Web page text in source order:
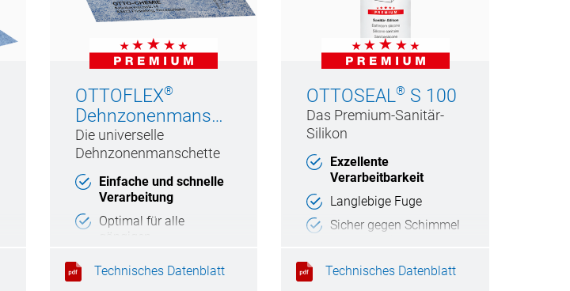
OTTOFLEX®
Dehnzonenmanschette
Die universelle
Dehnzonenmanschette
Einfache und schnelle
Verarbeitung
Optimal für alle
gängigen
Extrem elastisch und
Technisches Datenblatt
OTTOSEAL® S 100
Das Premium-Sanitär-
Silikon
Exzellente
Verarbeitbarkeit
Langlebige Fuge
Sicher gegen Schimmel
Technisches Datenblatt